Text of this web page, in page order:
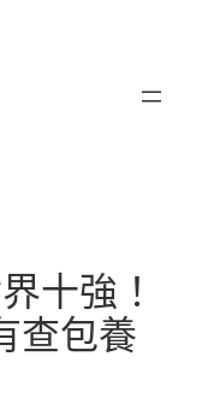
十強！
查包養